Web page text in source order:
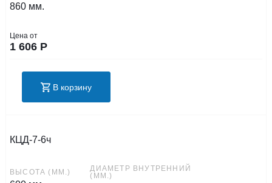
860 мм.
Цена от
1 606 Р
В корзину
КЦД-7-6ч
ВЫСОТА (ММ.)
ДИАМЕТР ВНУТРЕННИЙ
(ММ.)